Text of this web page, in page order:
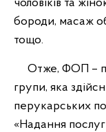
чоловіків та
бороди, масаж
тощо.
Отже, ФОП –
групи, яка
перукарських
«Надання